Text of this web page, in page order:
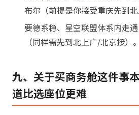
布尔（前提是你接受重庆先到北
要德系稳、星空联盟体系内走
（同样需先到北上广/北京接）。
九、关于买商务舱这件事
道比选座位更难